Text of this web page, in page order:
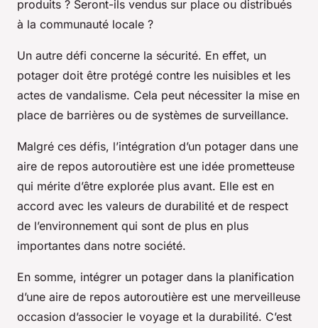
produits ? Seront-ils vendus sur place ou distribués
à la communauté locale ?
Un autre défi concerne la sécurité. En effet, un
potager doit être protégé contre les nuisibles et les
actes de vandalisme. Cela peut nécessiter la mise en
place de barrières ou de systèmes de surveillance.
Malgré ces défis, l’intégration d’un potager dans une
aire de repos autoroutière est une idée prometteuse
qui mérite d’être explorée plus avant. Elle est en
accord avec les valeurs de durabilité et de respect
de l’environnement qui sont de plus en plus
importantes dans notre société.
En somme, intégrer un potager dans la planification
d’une aire de repos autoroutière est une merveilleuse
occasion d’associer le voyage et la durabilité. C’est